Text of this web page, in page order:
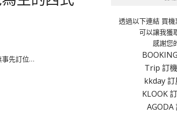
事先訂位…
透過以下連結 買
可以讓我獲
感謝您
Trip 訂
kkday 訂
KLOOK
AGODA